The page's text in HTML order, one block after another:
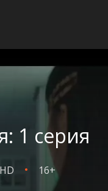
1 серия
HD 16+